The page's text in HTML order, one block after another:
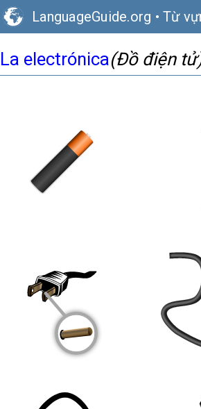
LanguageGuide.org • Từ
La electrónica(Đồ điện